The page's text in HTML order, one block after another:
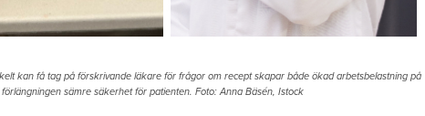
kan få tag på förskrivande läkare för frågor om recept skapar både ökad arbetsbelastning på
sämre säkerhet för patienten. Foto: Anna Bäsén, Istock